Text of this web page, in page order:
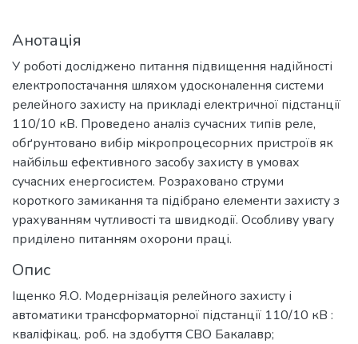
Анотація
У роботі досліджено питання підвищення надійності
електропостачання шляхом удосконалення системи
релейного захисту на прикладі електричної підстанції
110/10 кВ. Проведено аналіз сучасних типів реле,
обґрунтовано вибір мікропроцесорних пристроїв як
найбільш ефективного засобу захисту в умовах
сучасних енергосистем. Розраховано струми
короткого замикання та підібрано елементи захисту з
урахуванням чутливості та швидкодії. Особливу увагу
приділено питанням охорони праці.
Опис
Іщенко Я.О. Модернізація релейного захисту і
автоматики трансформаторної підстанції 110/10 кВ :
кваліфікац. роб. на здобуття СВО Бакалавр;